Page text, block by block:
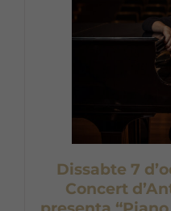
Dissabte 7
Concert